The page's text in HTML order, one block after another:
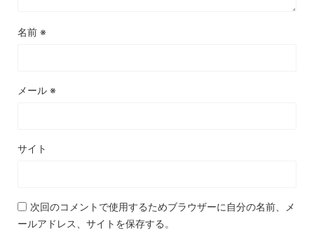
名前 ※
メール ※
サイト
次回のコメントで使用するためブラウザーに自分の名前、メ
ールアドレス、サイトを保存する。